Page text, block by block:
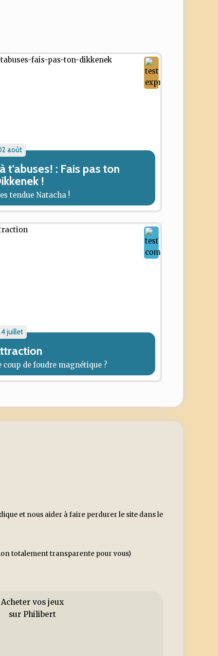
août
t'abuses! : Fais pas ton
!
tendue Natacha !
juillet
coup de foudre magnétique ?
et nous aider à faire perdurer le site dans le
totalement transparente pour vous)
Acheter vos jeux
sur Philibert